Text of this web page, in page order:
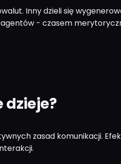
Inny dzieli się
- czasem
dzieje?
zasad komunikacji.